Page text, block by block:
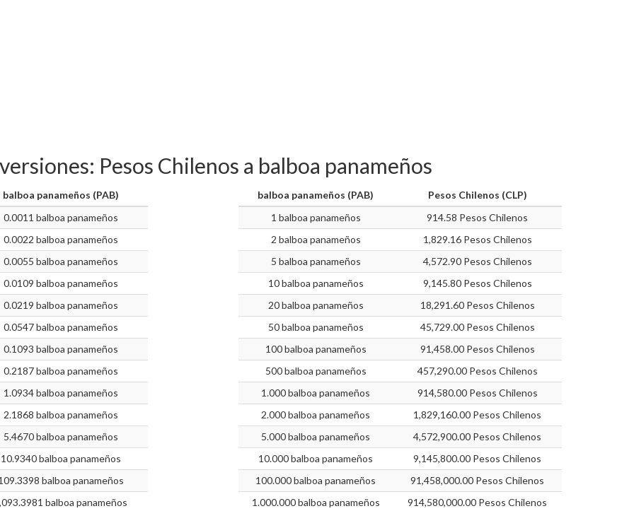
Pesos Chilenos a balboa panameños
balboa panameños (PAB)
0.0011 balboa panameños
0.0022 balboa panameños
0.0055 balboa panameños
0.0109 balboa panameños
0.0219 balboa panameños
0.0547 balboa panameños
0.1093 balboa panameños
0.2187 balboa panameños
1.0934 balboa panameños
2.1868 balboa panameños
5.4670 balboa panameños
10.9340 balboa panameños
balboa panameños
balboa panameños
balboa panameños (PAB)
Pesos Chilenos (CLP)
1 balboa panameños
914.58 Pesos Chilenos
2 balboa panameños
1,829.16 Pesos Chilenos
5 balboa panameños
4,572.90 Pesos Chilenos
10 balboa panameños
9,145.80 Pesos Chilenos
20 balboa panameños
18,291.60 Pesos Chilenos
50 balboa panameños
45,729.00 Pesos Chilenos
100 balboa panameños
91,458.00 Pesos Chilenos
500 balboa panameños
457,290.00 Pesos Chilenos
1.000 balboa panameños
914,580.00 Pesos Chilenos
2.000 balboa panameños
1,829,160.00 Pesos Chilenos
5.000 balboa panameños
4,572,900.00 Pesos Chilenos
10.000 balboa panameños
9,145,800.00 Pesos Chilenos
100.000 balboa panameños
91,458,000.00 Pesos Chilenos
1.000.000 balboa panameños
914,580,000.00 Pesos Chilenos